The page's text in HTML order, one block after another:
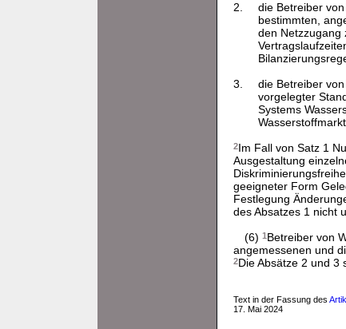
2.
die Betreiber
bestimmten,
den Netzzugang
3.
die Betreiber
vorgelegter
Systems
2Im Fall von Satz 1
Ausgestaltung
geeigneter Form
Festlegung
des Absatzes 1 nicht
(6) 1Betreiber von
angemessenen und
2Die Absätze 2 und 3
Text in der Fassung des
17. Mai 2024